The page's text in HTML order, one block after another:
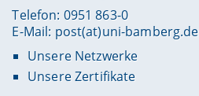
Telefon: 0951 863-0
E-Mail: post(at)uni-bamberg.de
Unsere Netzwerke
Unsere Zertifikate